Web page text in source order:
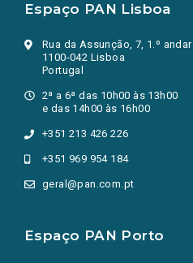
Espaço PAN Lisboa
Rua da Assunção, 7, 1.º andar
1100-042 Lisboa
Portugal
2ª a 6ª das 10h00 às 13h00
e das 14h00 às 16h00
+351 213 426 226
+351 969 954 184
geral@pan.com.pt
Espaço PAN Porto